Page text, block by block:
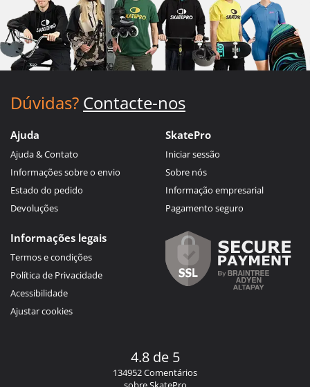
Dúvidas? Contacte-nos
Ajuda
Ajuda & Contato
Informações sobre o envio
Estado do pedido
Devoluções
SkatePro
Iniciar sessão
Sobre nós
Informação empresarial
Pagamento seguro
Informações legais
Termos e condições
Política de Privacidade
Acessibilidade
Ajustar cookies
4.8 de 5
134952 Comentários